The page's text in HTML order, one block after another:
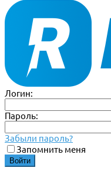
Логин:
Пароль:
Забыли пароль?
Запомнить меня